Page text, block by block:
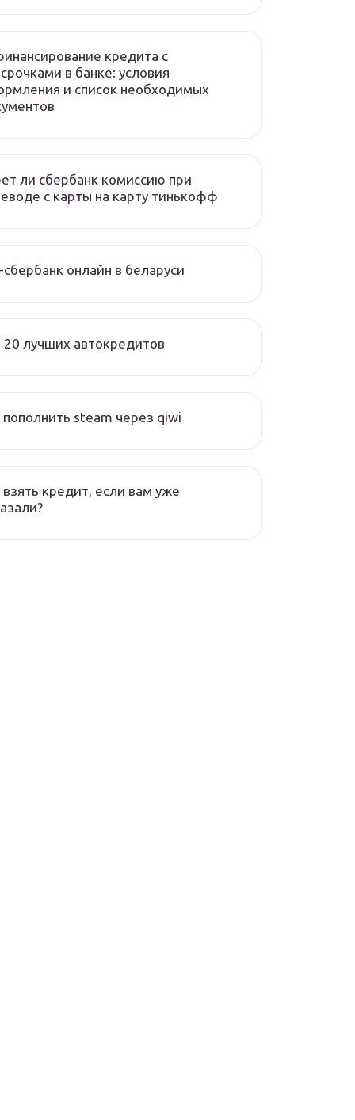
кредита с
в банке: условия
и список необходимых
ли сбербанк комиссию при
с карты на карту тинькофф
сбербанк онлайн в беларуси
20 лучших автокредитов
пополнить steam через qiwi
взять кредит, если вам уже